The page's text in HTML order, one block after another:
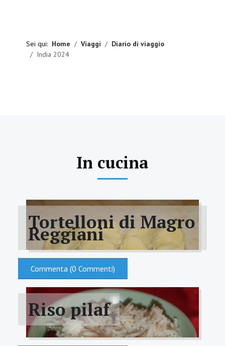
Sei qui: Home Viaggi
Diario di viaggio
India 2024
In cucina
Tortelloni di Magro
Reggiani
Commenta (0 Commenti)
Riso pilaf